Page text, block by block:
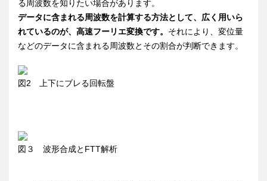
る周波数を知りたい場合があります。
データに含まれる周波数を計算する方法として、広く用いら
れているのが、高速フーリエ変換です。 それにより、変位量
などのデータに含まれる周波数とその割合が判断できます。
図2 上下にブレる回転盤
図３ 波形合成とFTT解析